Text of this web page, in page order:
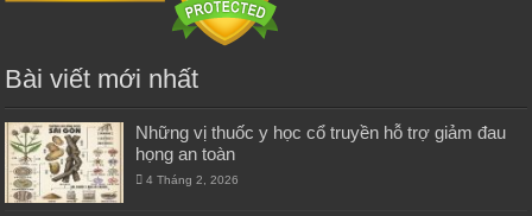
Bài viết mới nhất
Những vị thuốc y học cổ truyền hỗ trợ giảm đau
họng an toàn
4 Tháng 2, 2026